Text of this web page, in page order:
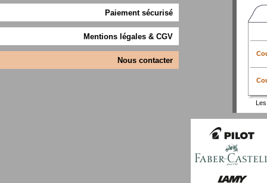
Paiement sécurisé
Mentions légales & CGV
Nous contacter